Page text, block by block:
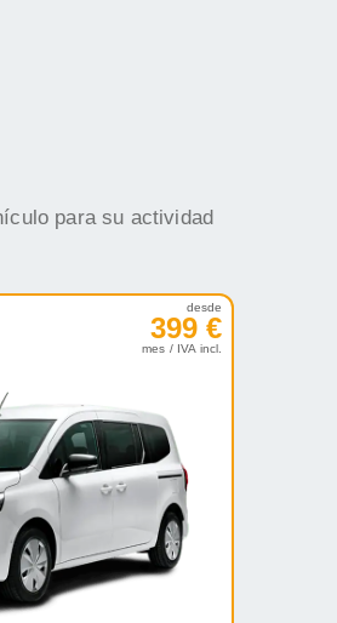
para su actividad
desde
399 €
mes / IVA incl.